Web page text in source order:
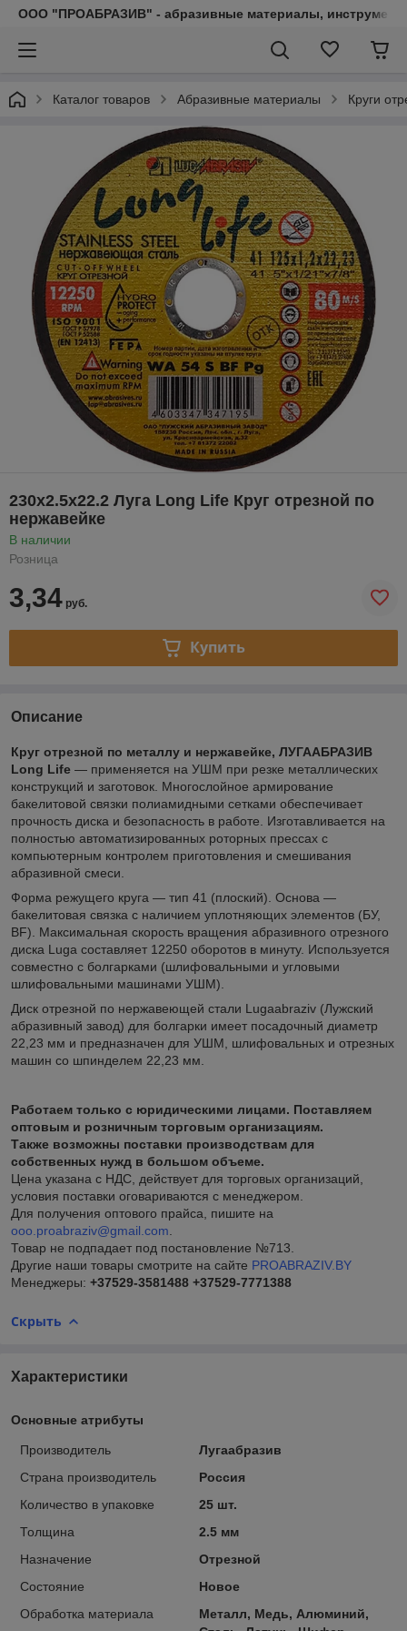
ООО "ПРОАБРАЗИВ" - абразивные материалы, инструмент,
Каталог товаров Абразивные материалы Круги
230х2.5х22.2 Луга Long Life Круг отрезной по
нержавейке
В наличии
Розница
3,34 руб.
Купить
Описание
Круг отрезной по металлу и нержавейке, ЛУГААБРАЗИВ
Long Life — применяется на УШМ при резке металлических
конструкций и заготовок. Многослойное армирование
бакелитовой связки полиамидными сетками обеспечивает
прочность диска и безопасность в работе. Изготавливается на
полностью автоматизированных роторных прессах с
компьютерным контролем приготовления и смешивания
абразивной смеси.
Форма режущего круга — тип 41 (плоский). Основа —
бакелитовая связка с наличием уплотняющих элементов (БУ,
BF). Максимальная скорость вращения абразивного отрезного
диска Luga составляет 12250 оборотов в минуту. Используется
совместно с болгарками (шлифовальными и угловыми
шлифовальными машинами УШМ).
Диск отрезной по нержавеющей стали Lugaabraziv (Лужский
абразивный завод) для болгарки имеет посадочный диаметр
22,23 мм и предназначен для УШМ, шлифовальных и отрезных
машин со шпинделем 22,23 мм.
Работаем только с юридическими лицами. Поставляем
оптовым и розничным торговым организациям.
Также возможны поставки производствам для
собственных нужд в большом объеме.
Цена указана с НДС, действует для торговых организаций,
условия поставки оговариваются с менеджером.
Для получения оптового прайса, пишите на
ooo.proabraziv@gmail.com
Товар не подпадает под постановление №713.
Другие наши товары смотрите на сайте PROABRAZIV.BY
Менеджеры: +37529-3581488 +37529-7771388
Скрыть
Характеристики
Основные атрибуты
Производитель
Лугаабразив
Страна производитель
Россия
Количество в упаковке
25 шт.
Толщина
2.5 мм
Назначение
Отрезной
Состояние
Новое
Обработка материала
Металл, Медь, Алюминий,